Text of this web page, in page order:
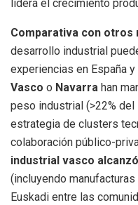
lidera el crecimiento
Comparativa con otros
desarrollo industrial
experiencias en España
Vasco o Navarra han
peso industrial (>22%
estrategia de clusters
colaboración público-
industrial vasco
(incluyendo
Euskadi entre las